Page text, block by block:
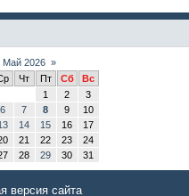
Май 2026 »
Чт Пт Сб
Вс
1
2
3
6 7 8 9
10
14 15 16
17
21 22 23
24
28 29 30 31
версия сайта